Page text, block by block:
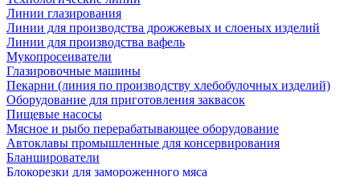
Линии глазирования
Линии для производства дрожжевых и слоеных изделий
Линии для производства вафель
Мукопросеиватели
Глазировочные машины
Пекарни (линия по производству хлебобулочных изделий)
Оборудование для приготовления заквасок
Пищевые насосы
Мясное и рыбо перерабатывающее оборудование
Автоклавы промышленные для консервирования
Бланширователи
Блокорезки для замороженного мяса